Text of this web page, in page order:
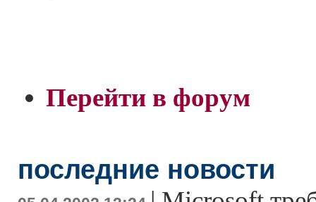
Перейти в форум
последние новости